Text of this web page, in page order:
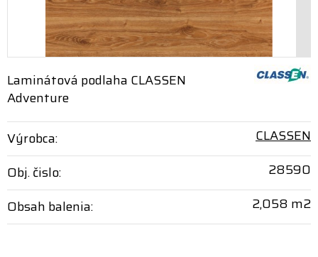
Laminátová podlaha CLASSEN
Adventure
Výrobca:
CLASSEN
Obj. čislo:
28590
Obsah balenia:
2,058 m2